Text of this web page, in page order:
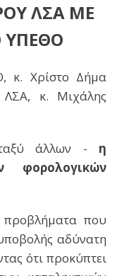
ΛΣΑ ΜΕ
κ. Χρίστο Δήμα
ΛΣΑ, κ. Μιχάλης
άλλων - η
φορολογικών
που
αδύνατη
ότι προκύπτει